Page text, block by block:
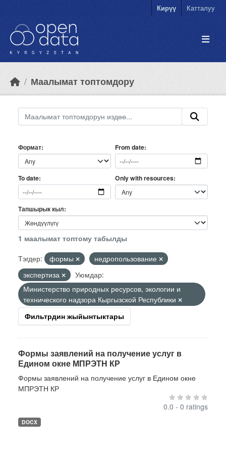
Кирүү Катталуу
Маалымат топтомдору
Формат From date
To date Only with resources
Тапшырык кыл
1 маалымат топтому табылды
Тэгдер:
формы
недропользование
экспертиза
Уюмдар:
Министерство природных ресурсов, экологии и
технического надзора Кыргызской Республики
Фильтрдин жыйынтыктары
Формы заявлений на получение услуг в
Едином окне МПРЭТН КР
Формы заявлений на получение услуг в Едином окне
МПРЭТН КР
0.0 - 0 ratings
DOCX